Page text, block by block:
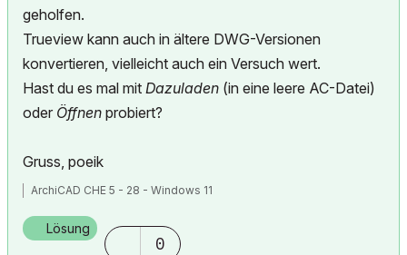
geholfen.
Trueview kann auch in ältere DWG-Versionen
konvertieren, vielleicht auch ein Versuch wert.
Hast du es mal mit Dazuladen (in eine leere AC-Datei)
oder Öffnen probiert?
Gruss, poeik
ArchiCAD CHE 5 - 28 - Windows 11
Lösung
0